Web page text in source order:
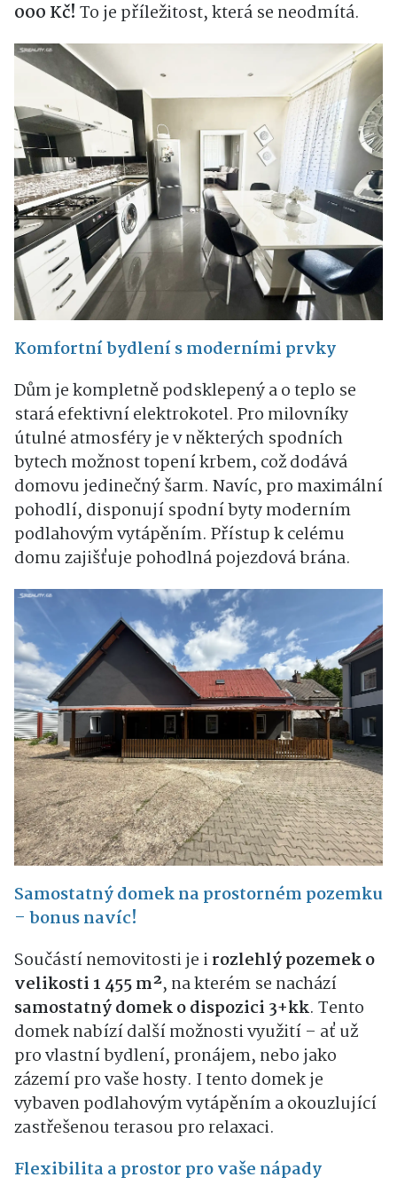
000 Kč! To je příležitost, která se neodmítá.
Komfortní bydlení s moderními prvky
Dům je kompletně podsklepený a o teplo se
stará efektivní elektrokotel. Pro milovníky
útulné atmosféry je v některých spodních
bytech možnost topení krbem, což dodává
domovu jedinečný šarm. Navíc, pro maximální
pohodlí, disponují spodní byty moderním
podlahovým vytápěním. Přístup k celému
domu zajišťuje pohodlná pojezdová brána.
Samostatný domek na prostorném pozemku
– bonus navíc!
Součástí nemovitosti je irozlehlý pozemek o
velikosti 1 455 m², na kterém se nachází
samostatný domek o dispozici 3+kk. Tento
domek nabízí další možnosti využití – ať už
pro vlastní bydlení, pronájem, nebo jako
zázemí pro vaše hosty. I tento domek je
vybaven podlahovým vytápěním a okouzlující
zastřešenou terasou pro relaxaci.
Flexibilita a prostor pro vaše nápady